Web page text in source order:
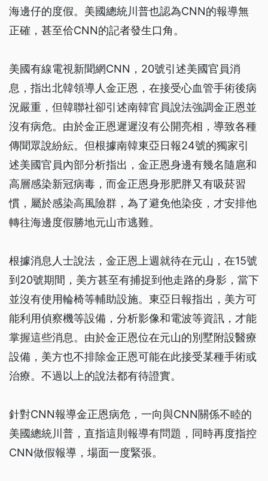
海邊仔的度假。美國總統川普也認為CNN的報導無
正確，甚至佮CNN的記者發生口角。
美國有線電視新聞網CNN，20號引述美國官員消
息，指出北韓領導人金正恩，在接受心血管手術後病
況嚴重，但韓聯社卻引述南韓官員說法強調金正恩並
沒有病危。由於金正恩遲遲沒有公開亮相，導致各種
傳聞眾說紛紜。但根據南韓東亞日報24號的獨家引
述美國官員內部分析指出，金正恩身邊有幾名隨扈和
高層感染新冠病毒，而金正恩身形肥胖又有吸菸習
慣，屬於感染高風險群，為了避免他染疫，才安排他
轉往海邊度假勝地元山市逃難。
根據消息人士說法，金正恩上週就待在元山，在15號
到20號期間，美方甚至有捕捉到他走路的身影，當下
並沒有使用輪椅等輔助設施。東亞日報指出，美方可
能利用偵察機等設備，分析影像和電波等資訊，才能
掌握這些消息。由於金正恩位在元山的別墅附設醫療
設備，美方也不排除金正恩可能在此接受某種手術或
治療。不過以上的說法都有待證實。
針對CNN報導金正恩病危，一向與CNN關係不睦的
美國總統川普，直指這則報導有問題，同時再度指控
CNN做假報導，場面一度緊張。